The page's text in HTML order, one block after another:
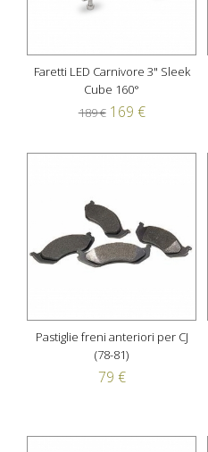
Faretti LED Carnivore 3" Sleek
Cube 160°
189 € 169 €
Pastiglie freni anteriori per CJ
(78-81)
79 €